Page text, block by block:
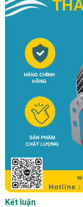
Kết luận